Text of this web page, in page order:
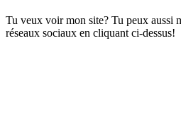
Tu veux voir mon site? Tu peux aussi
réseaux sociaux en cliquant ci-dessus!